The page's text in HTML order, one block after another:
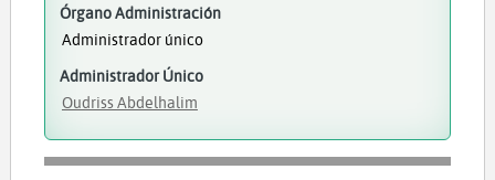
Órgano Administración
Administrador único
Administrador Único
Oudriss Abdelhalim